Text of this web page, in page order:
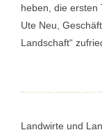
heben, die ersten
Ute Neu,
Landschaft“
Landwirte und